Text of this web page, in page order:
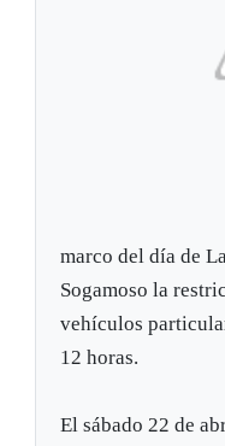
marco del día de
Sogamoso la
vehículos
12 horas.
El sábado 22 de